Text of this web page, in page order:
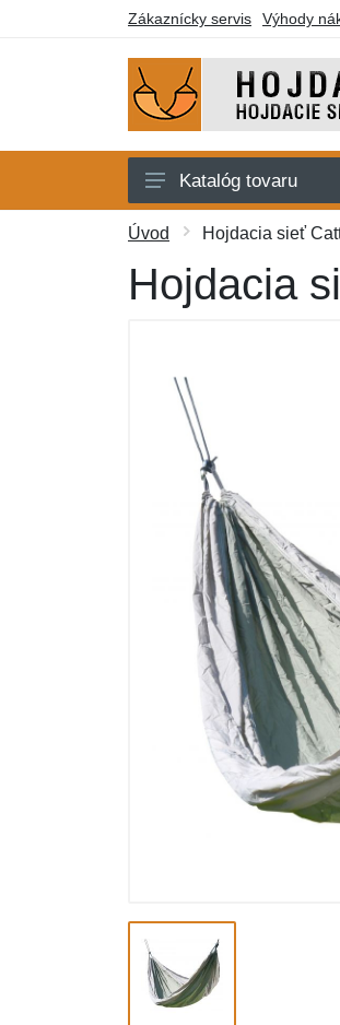
Zákaznícky servis Výhody
Hojdacie siete
Hojdacie kreslá
Stojany
Montážne prvky
Darčekové poukazy
Výpredaj
Katalóg tovaru
Úvod Hojdacia sieť
Hojdacia